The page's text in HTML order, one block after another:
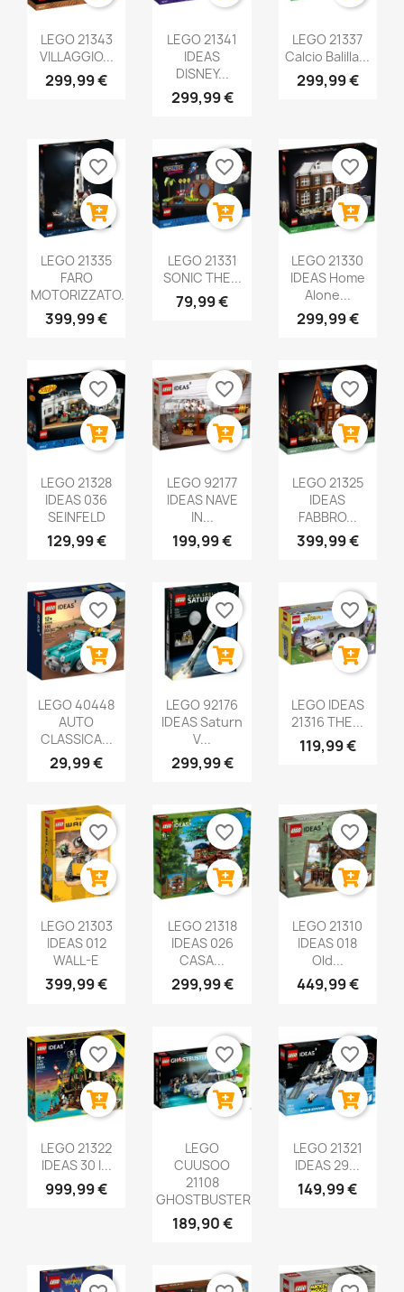
LEGO 21343
VILLAGGIO...
299,99 €
LEGO 21341
IDEAS
DISNEY...
299,99 €
LEGO 21337
Calcio Balilla...
299,99 €
LEGO 21335
FARO
MOTORIZZATO...
399,99 €
favorite_border
LEGO 21331
SONIC THE...
79,99 €
favorite_border
LEGO 21330
IDEAS Home
Alone...
299,99 €
favorite_border
LEGO 21328
IDEAS 036
SEINFELD
129,99 €
favorite_border
LEGO 92177
IDEAS NAVE
IN...
199,99 €
favorite_border
LEGO 21325
IDEAS
FABBRO...
399,99 €
favorite_border
LEGO 40448
AUTO
CLASSICA...
29,99 €
favorite_border
LEGO 92176
IDEAS Saturn
V...
299,99 €
favorite_border
LEGO IDEAS
21316 THE...
119,99 €
favorite_border
LEGO 21303
IDEAS 012
WALL-E
399,99 €
favorite_border
LEGO 21318
IDEAS 026
CASA...
299,99 €
favorite_border
LEGO 21310
IDEAS 018
Old...
449,99 €
favorite_border
LEGO 21322
IDEAS 30 I...
999,99 €
favorite_border
LEGO
CUUSOO
21108
GHOSTBUSTERS
189,90 €
favorite_border
LEGO 21321
IDEAS 29...
149,99 €
favorite_border